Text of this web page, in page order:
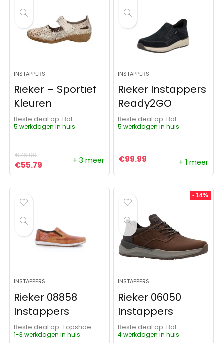
INSTAPPERS
Rieker – Sportief
Kleuren
Beste deal op:
Bol
5 werkdagen in huis
€76.00
Oorspronkelijke prijs was: €76.00.
€55.79 Huidige prijs is: €55.79.
+ 3 meer
INSTAPPERS
Rieker Instappers
Ready2GO
Beste deal op:
Bol
5 werkdagen in huis
€99.99 + 1 meer
INSTAPPERS
Rieker 08858
Instappers
Beste deal op:
Topshoe
1-3 werkdagen in huis
- 14%
INSTAPPERS
Rieker 06050
Instappers
Beste deal op:
Bol
4 werkdagen in huis